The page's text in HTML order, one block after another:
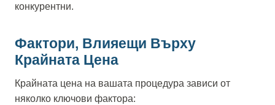
конкурентни.
Фактори, Влияещи Върху
Крайната Цена
Крайната цена на вашата процедура зависи от
няколко ключови фактора: